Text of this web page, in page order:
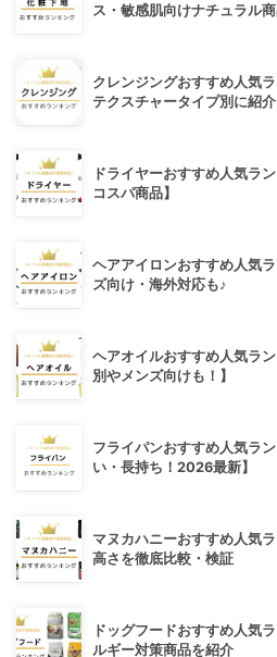
ス・敏感肌向けナチュラル商
クレンジングおすすめ人気
テクスチャータイプ別に紹介
ドライヤーおすすめ人気ラ
コスパ商品】
ヘアアイロンおすすめ人気
ズ向け・海外対応も♪
ヘアオイルおすすめ人気ラ
別やメンズ向けも！】
フライパンおすすめ人気ラ
い・長持ち！2026最新】
マヌカハニーおすすめ人気
高さを徹底比較・検証
ドッグフードおすすめ人気
ルギー対策商品を紹介